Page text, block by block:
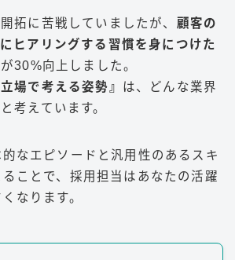
拓に苦戦していましたが、 顧客の
ヒアリングする習慣を身につけた
30%向上しました。
立場で考える姿勢』 は、どんな業界
考えています。
なエピソードと汎用性のあるスキ
ことで、採用担当はあなたの活躍
なります。